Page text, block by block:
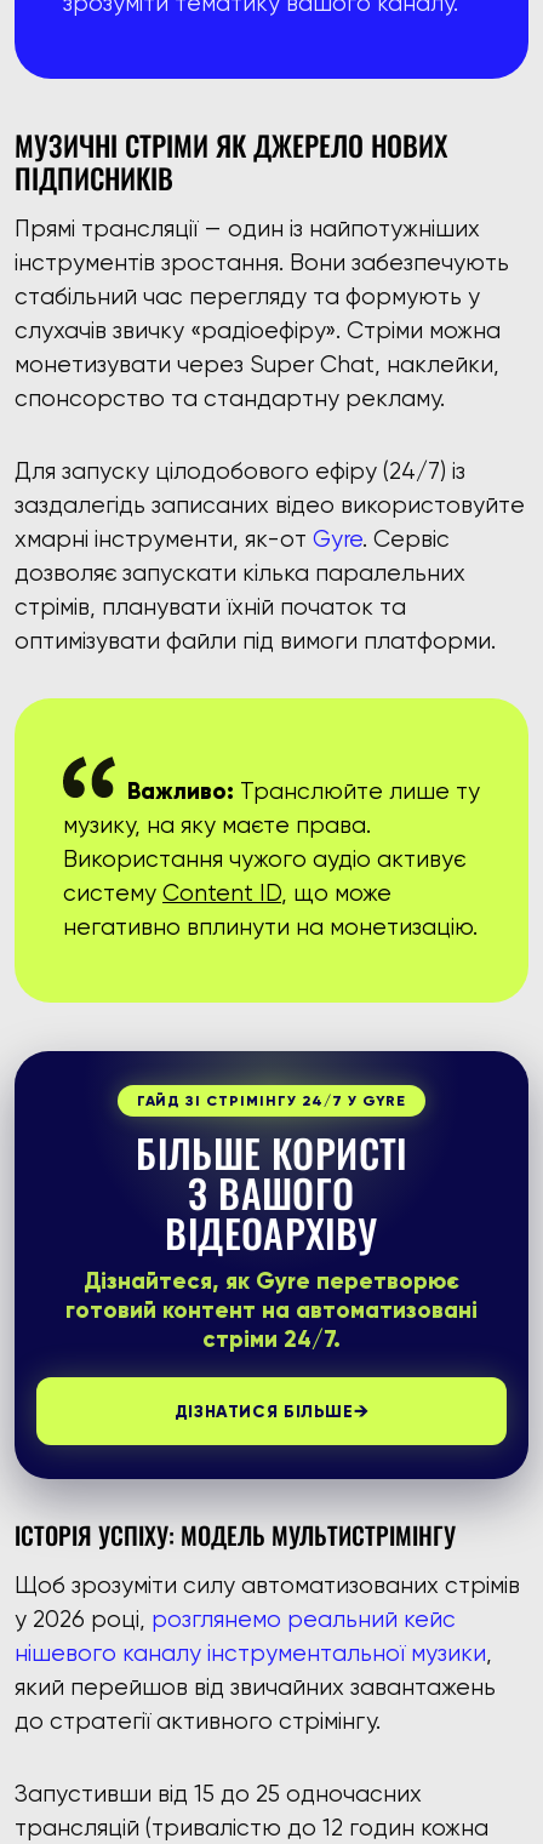
МУЗИЧНІ СТРІМИ ЯК ДЖЕРЕЛО НОВИХ
ПІДПИСНИКІВ
Прямі трансляції — один із найпотужніших
інструментів зростання. Вони забезпечують
стабільний час перегляду та формують у
слухачів звичку «радіоефіру». Стріми можна
монетизувати через Super Chat, наклейки,
спонсорство та стандартну рекламу.
Для запуску цілодобового ефіру (24/7) із
заздалегідь записаних відео використовуйте
хмарні інструменти, як-от Gyre. Сервіс
дозволяє запускати кілька паралельних
стрімів, планувати їхній початок та
оптимізувати файли під вимоги платформи.
Важливо: Транслюйте лише ту
музику, на яку маєте права.
Використання чужого аудіо активує
систему Content ID, що може
негативно вплинути на монетизацію.
ГАЙД ЗІ СТРІМІНГУ 24/7 У GYRE
БІЛЬШЕ КОРИСТІ
З ВАШОГО
ВІДЕОАРХІВУ
Дізнайтеся, як Gyre перетворює
готовий контент на автоматизовані
стріми 24/7.
ДІЗНАТИСЯ БІЛЬШЕ→
ІСТОРІЯ УСПІХУ: МОДЕЛЬ МУЛЬТИСТРІМІНГУ
Щоб зрозуміти силу автоматизованих стрімів
у 2026 році, розглянемо реальний кейс
нішевого каналу інструментальної музики,
який перейшов від звичайних завантажень
до стратегії активного стрімінгу.
Запустивши від 15 до 25 одночасних
трансляцій (тривалістю до 12 годин кожна